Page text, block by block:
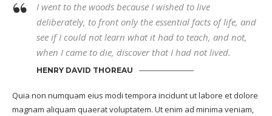
I went to the woods because I wished to live
deliberately, to front only the essential facts of life, and
see if I could not learn what it had to teach, and not,
when I came to die, discover that I had not lived.
HENRY DAVID THOREAU
Quia non numquam eius modi tempora incidunt ut labore et dolore
magnam aliquam quaerat voluptatem. Ut enim ad minima veniam,